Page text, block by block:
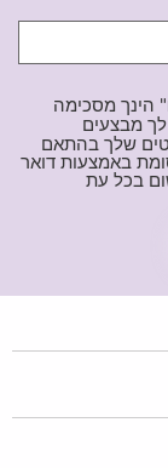
הינך מסכימה
לך מבצעים
שלך בהתאם
באמצעות דואר